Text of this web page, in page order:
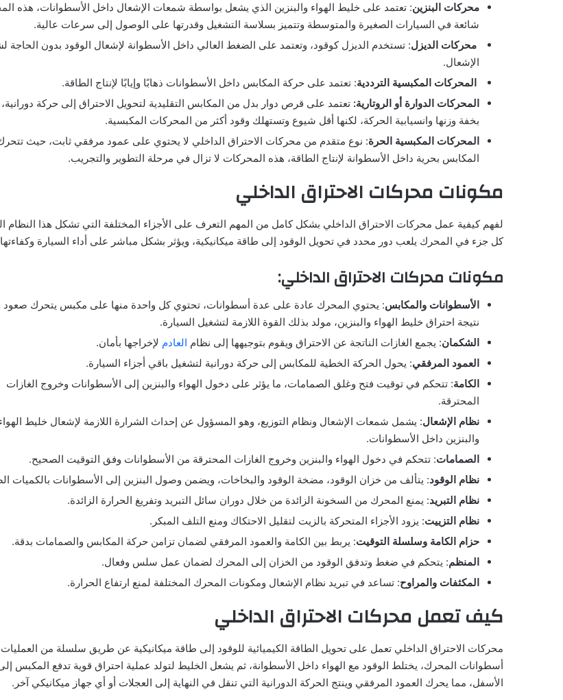
محركات البنزين: تعتمد على خليط الهواء والبنزين الذي يشعل بواسطة شمعات الإشعال داخل الأسطوانات، هذه
شائعة في السيارات الصغيرة والمتوسطة وتتميز بسلاسة التشغيل وقدرتها على الوصول إلى سرعات عالية.
محركات الديزل: تستخدم الديزل كوقود، وتعتمد على الضغط العالي داخل الأسطوانة لإشعال الوقود بدون الحاجة
الإشعال.
المحركات المكبسية الترددية: تعتمد على حركة المكابس داخل الأسطوانات ذهابًا وإيابًا لإنتاج الطاقة.
المحركات الدوارة أو الروتارية: تعتمد على قرص دوار بدل من المكابس التقليدية لتحويل الاحتراق إلى حركة دورانية،
بخفة وزنها وانسيابية الحركة، لكنها أقل شيوع وتستهلك وقود أكثر من المحركات المكبسية.
المحركات المكبسية الحرة: نوع متقدم من محركات الاحتراق الداخلي لا يحتوي على عمود مرفقي ثابت، حيث
المكابس بحرية داخل الأسطوانة لإنتاج الطاقة، هذه المحركات لا تزال في مرحلة التطوير والتجريب.
مكونات محركات الاحتراق الداخلي
لفهم كيفية عمل محركات الاحتراق الداخلي بشكل كامل من المهم التعرف على الأجزاء المختلفة التي تشكل هذا النظام
كل جزء في المحرك يلعب دور محدد في تحويل الوقود إلى طاقة ميكانيكية، ويؤثر بشكل مباشر على أداء السيارة
مكونات محركات الاحتراق الداخلي:
الأسطوانات والمكابس: يحتوي المحرك عادة على عدة أسطوانات، تحتوي كل واحدة منها على مكبس يتحرك صعود
نتيجة احتراق خليط الهواء والبنزين، مولد بذلك القوة اللازمة لتشغيل السيارة.
الشكمان: يجمع الغازات الناتجة عن الاحتراق ويقوم بتوجيهها إلى نظام العادم لإخراجها بأمان.
العمود المرفقي: يحول الحركة الخطية للمكابس إلى حركة دورانية لتشغيل باقي أجزاء السيارة.
الكامة: تتحكم في توقيت فتح وغلق الصمامات، ما يؤثر على دخول الهواء والبنزين إلى الأسطوانات وخروج الغازات
المحترقة.
نظام الإشعال: يشمل شمعات الإشعال ونظام التوزيع، وهو المسؤول عن إحداث الشرارة اللازمة لإشعال خليط
والبنزين داخل الأسطوانات.
الصمامات: تتحكم في دخول الهواء والبنزين وخروج الغازات المحترقة من الأسطوانات وفق التوقيت الصحيح.
نظام الوقود: يتألف من خزان الوقود، مضخة الوقود والبخاخات، ويضمن وصول البنزين إلى الأسطوانات بالكميات
نظام التبريد: يمنع المحرك من السخونة الزائدة من خلال دوران سائل التبريد وتفريغ الحرارة الزائدة.
نظام التزييت: يزود الأجزاء المتحركة بالزيت لتقليل الاحتكاك ومنع التلف المبكر.
حزام الكامة وسلسلة التوقيت: يربط بين الكامة والعمود المرفقي لضمان تزامن حركة المكابس والصمامات بدقة.
المنظم: يتحكم في ضغط وتدفق الوقود من الخزان إلى المحرك لضمان عمل سلس وفعال.
المكثفات والمراوح: تساعد في تبريد نظام الإشعال ومكونات المحرك المختلفة لمنع ارتفاع الحرارة.
كيف تعمل محركات الاحتراق الداخلي
محركات الاحتراق الداخلي تعمل على تحويل الطاقة الكيميائية للوقود إلى طاقة ميكانيكية عن طريق سلسلة من
أسطوانات المحرك، يختلط الوقود مع الهواء داخل الأسطوانة، ثم يشعل الخليط لتولد عملية احتراق قوية تدفع المكبس
الأسفل، مما يحرك العمود المرفقي وينتج الحركة الدورانية التي تنقل في النهاية إلى العجلات أو أي جهاز ميكانيكي آخر.